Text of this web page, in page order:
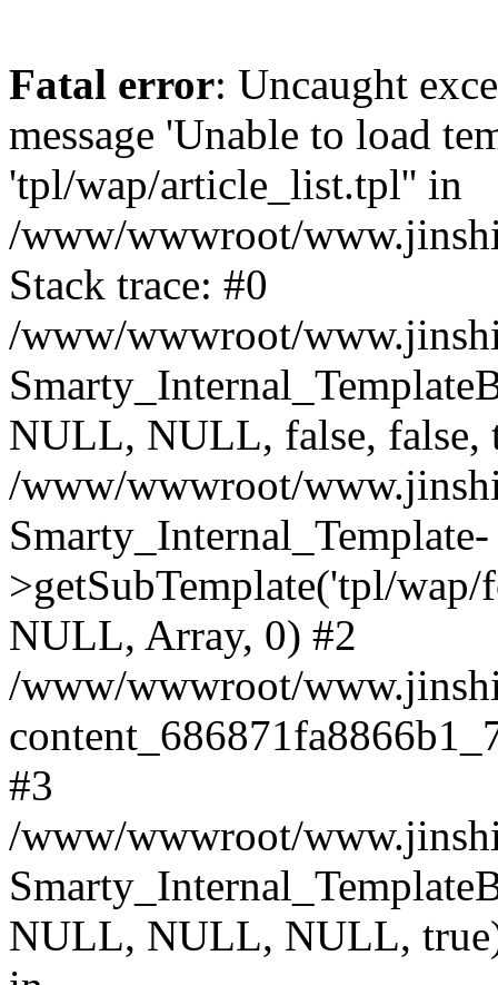
Fatal error: Uncaught
message 'Unable to load
'tpl/wap/article_list.tpl'' in
/www/wwwroot/
Stack trace: #0
/www/wwwroot/
NULL, NULL, false, false,
/www/wwwroot/
Smarty_Internal_Template-
>getSubTemplate('tpl/
NULL, Array, 0) #2
/www/wwwroot/
#3
/www/wwwroot/
NULL, NULL, NULL,